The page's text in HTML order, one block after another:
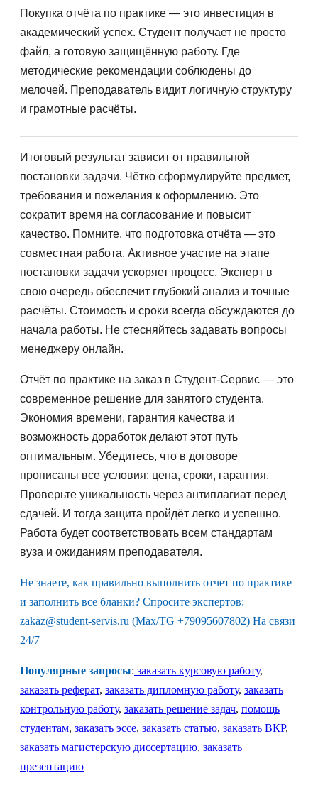
Покупка отчёта по практике — это инвестиция в
академический успех. Студент получает не просто
файл, а готовую защищённую работу. Где
методические рекомендации соблюдены до
мелочей. Преподаватель видит логичную структуру
и грамотные расчёты.
Итоговый результат зависит от правильной
постановки задачи. Чётко сформулируйте предмет,
требования и пожелания к оформлению. Это
сократит время на согласование и повысит
качество. Помните, что подготовка отчёта — это
совместная работа. Активное участие на этапе
постановки задачи ускоряет процесс. Эксперт в
свою очередь обеспечит глубокий анализ и точные
расчёты. Стоимость и сроки всегда обсуждаются до
начала работы. Не стесняйтесь задавать вопросы
менеджеру онлайн.
Отчёт по практике на заказ в Студент-Сервис — это
современное решение для занятого студента.
Экономия времени, гарантия качества и
возможность доработок делают этот путь
оптимальным. Убедитесь, что в договоре
прописаны все условия: цена, сроки, гарантия.
Проверьте уникальность через антиплагиат перед
сдачей. И тогда защита пройдёт легко и успешно.
Работа будет соответствовать всем стандартам
вуза и ожиданиям преподавателя.
Не знаете, как правильно выполнить отчет по практике
и заполнить все бланки? Спросите экспертов:
zakaz@student-servis.ru (Max/TG +79095607802) На связи
24/7
Популярные запросы: заказать курсовую работу,
заказать реферат, заказать дипломную работу, заказать
контрольную работу, заказать решение задач, помощь
студентам, заказать эссе, заказать статью, заказать ВКР,
заказать магистерскую диссертацию, заказать
презентацию